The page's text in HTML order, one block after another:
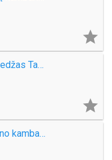

Parduodamas kotedžas Tauralaukyje

Parduodamas vieno kambario butas Laukininkų g.